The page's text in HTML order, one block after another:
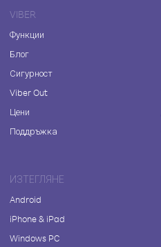
VIBER
Функции
Блог
Сигурност
Viber Out
Цени
Поддръжка
ИЗТЕГЛЯНЕ
Android
iPhone & iPad
Windows PC